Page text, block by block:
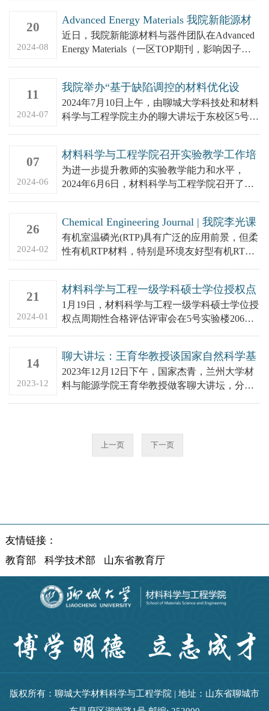
20
2024-08
Advanced Energy Materials 我院新能源材
料与器件团队在电催化二氧化碳还原研究
方面取得进展
近日，我院新能源材料与器件团队在Advanced
Energy Materials（一区TOP期刊，影响因子：
11
2024-07
我院举办“基于缺陷调控的材料优化设
计”学术交流活动
2024年7月10日上午，由聊城大学科技处和材料
科学与工程学院主办的聊大讲坛于东校区5号实
07
2024-06
材料科学与工程学院召开实验教学工作培
训会
为进一步提升教师的实验教学能力和水平，
2024年6月6日，材料科学与工程学院召开了实
26
2024-02
Chemical Engineering Journal | 我院李光课
题组在发光颜色可调柔性室温磷光材料研
究方面取得进展
有机室温磷光(RTP)具有广泛的应用前景，但柔
性有机RTP材料，特别是环境友好型有机RTP
21
2024-01
材料科学与工程一级学科硕士学位授权点
通过周期性合格评估专家评审
1月19日，材料科学与工程一级学科硕士学位授
权点周期性合格评估评审会在5号实验楼206室
14
2023-12
聊大讲坛：王育华教授谈国家自然科学基
金申报和团队建设
2023年12月12日下午，国家杰青，兰州大学材
料与能源学院王育华教授做客聊大讲坛，分享
上一页 下一页
友情链接：
教育部
科学技术部 山东省教育厅
版权所有：聊城大学材料科学与工程学院 | 地址：山东省聊城市